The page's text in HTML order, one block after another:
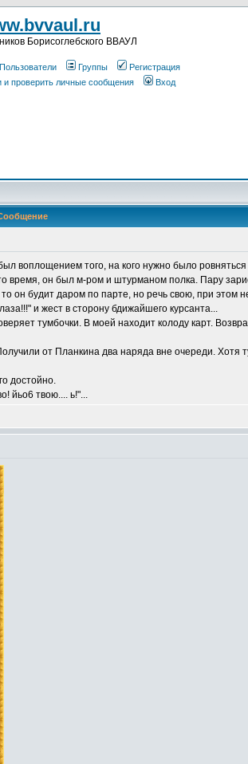
Борисоглебского ВВАУЛ
Пользователи Группы
Регистрация
и проверить личные сообщения Вход
воплощением того, на кого нужно было ровняться
время, он был м-ром и штурманом полка. Пару
он будит даром по парте, но речь свою, при этом
и жест в сторону бдижайшего курсанта...
тумбочки. В моей находит колоду карт.
от Планкина два наряда вне очереди. Хотя
достойно.
йьо6 твою.... ь!"...